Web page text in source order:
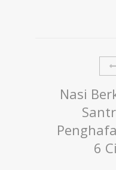
Nasi
6